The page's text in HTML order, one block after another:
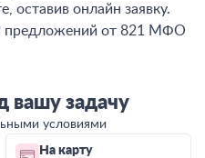
оставив онлайн заявку.
предложений от 821 МФО
вашу задачу
условиями
На карту